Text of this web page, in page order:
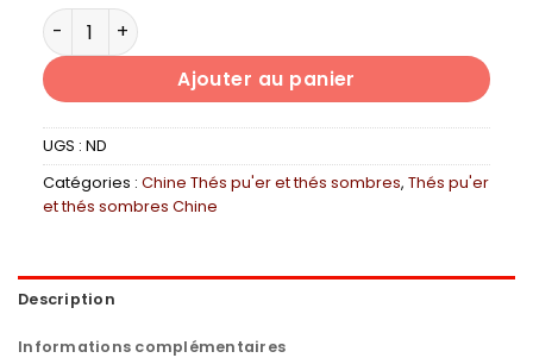
quantité de PU'ER BRUT QIZI BINGCHA 2016
Ajouter au panier
UGS : ND
Catégories : Chine Thés pu'er et thés sombres, Thés pu'er
et thés sombres Chine
Description
Informations complémentaires